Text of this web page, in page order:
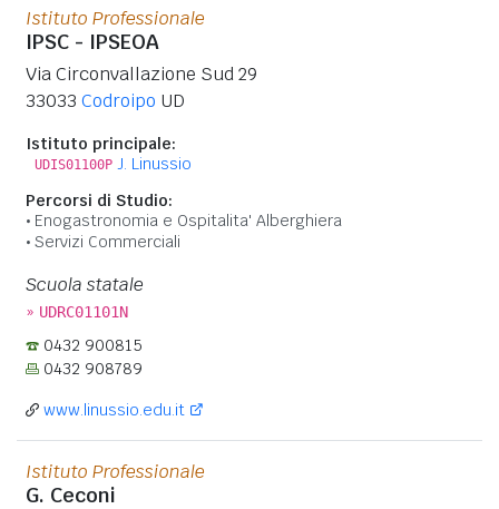
Istituto Professionale
IPSC - IPSEOA
Via Circonvallazione Sud 29
33033 Codroipo UD
Istituto principale:
UDIS01100P J. Linussio
Percorsi di Studio:
Enogastronomia e Ospitalita' Alberghiera
Servizi Commerciali
Scuola statale
» UDRC01101N
0432 900815
0432 908789
www.linussio.edu.it
Istituto Professionale
G. Ceconi